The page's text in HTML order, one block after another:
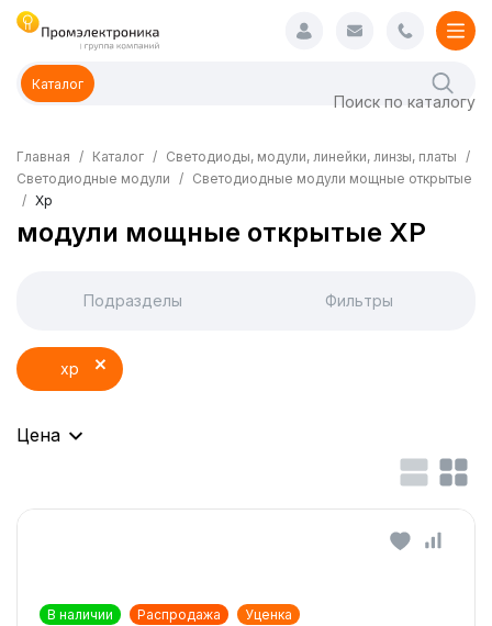
Каталог
Главная Каталог
Светодиоды, модули, линейки, линзы, платы
Светодиодные модули
Светодиодные модули мощные открытые
Xp
модули мощные открытые XP
Подразделы Фильтры
xp
Цена
В наличии Распродажа Уценка